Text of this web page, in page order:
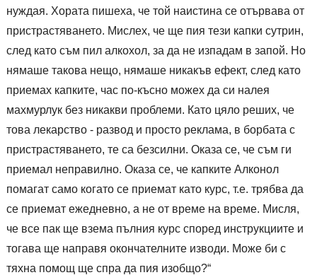
нуждая. Хората пишеха, че той наистина се отървава от
пристрастяването. Мислех, че ще пия тези капки сутрин,
след като съм пил алкохол, за да не изпадам в запой. Но
нямаше такова нещо, нямаше никакъв ефект, след като
приемах капките, час по-късно можех да си налея
махмурлук без никакви проблеми. Като цяло реших, че
това лекарство - развод и просто реклама, в борбата с
пристрастяването, те са безсилни. Оказа се, че съм ги
приемал неправилно. Оказа се, че капките Алконол
помагат само когато се приемат като курс, т.е. трябва да
се приемат ежедневно, а не от време на време. Мисля,
че все пак ще взема пълния курс според инструкциите и
тогава ще направя окончателните изводи. Може би с
тяхна помощ ще спра да пия изобщо?“